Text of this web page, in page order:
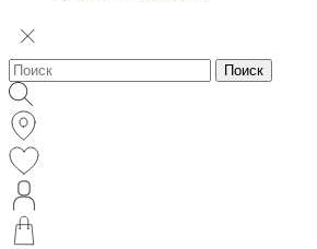
Поиск